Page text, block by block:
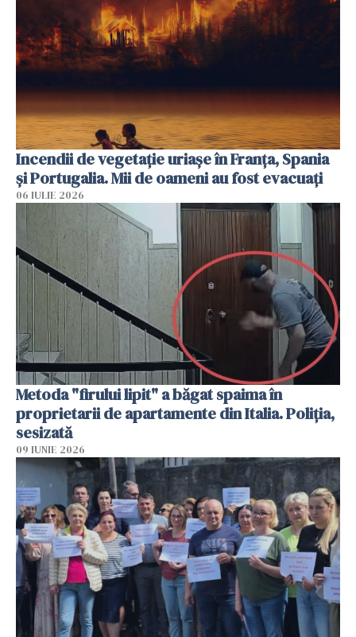
Incendii de vegetație uriașe în Franța, Spania
și Portugalia. Mii de oameni au fost evacuați
06 IULIE 2026
Metoda "firului lipit" a băgat spaima în
proprietarii de apartamente din Italia. Poliția,
sesizată
09 IUNIE 2026